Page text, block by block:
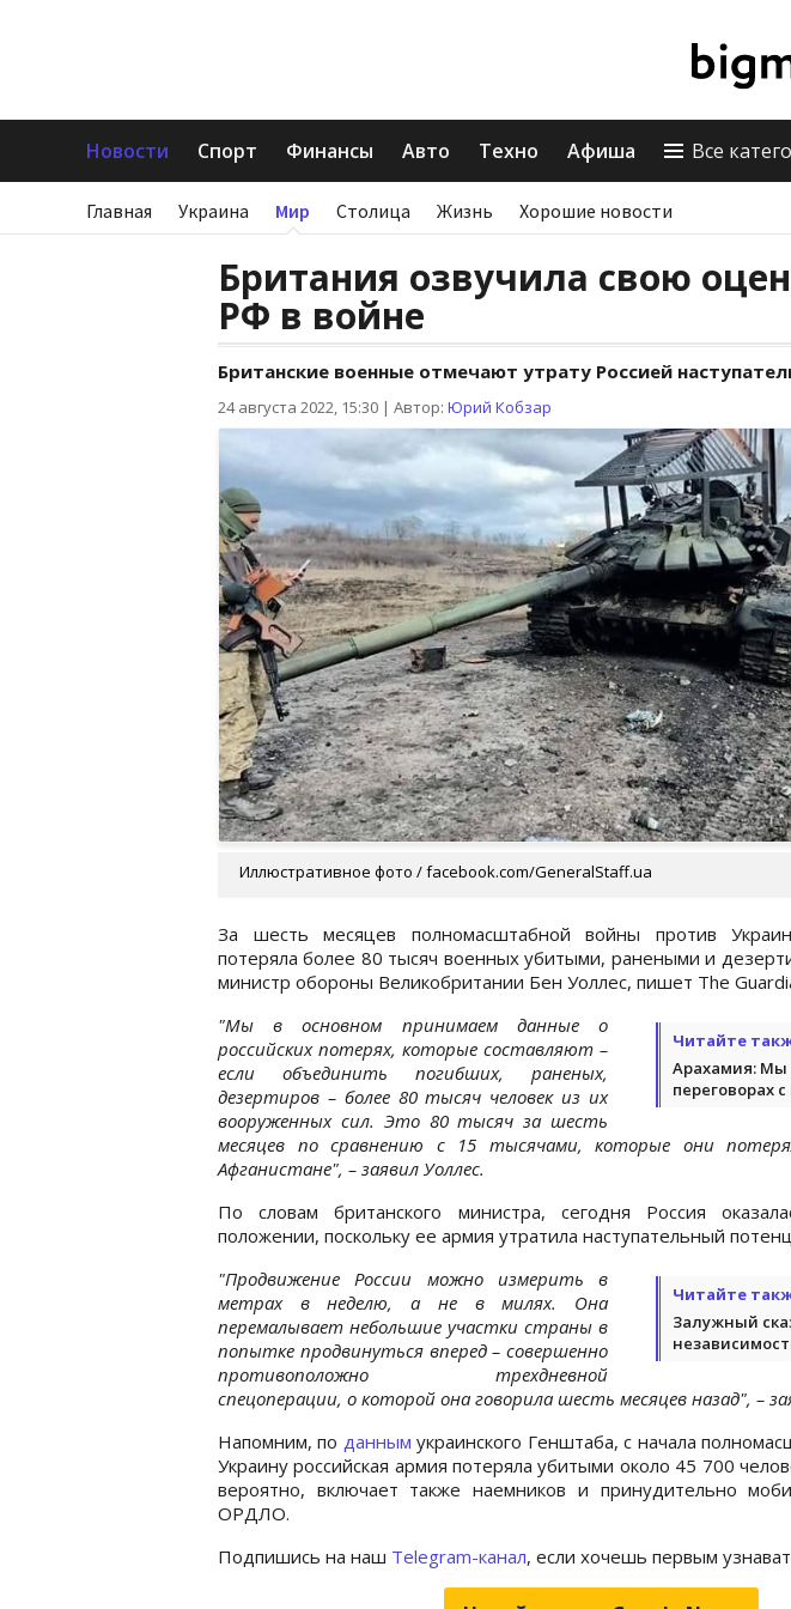
Новости Спорт Финансы Авто Техно Афиша Все
Главная Украина Мир Столица Жизнь Хорошие новости
Британия озвучила свою
РФ в войне
Британские военные отмечают утрату Россией
24 августа 2022, 15:30 | Автор: Юрий Кобзар
Иллюстративное фото / facebook.com/GeneralStaff.ua
За шесть месяцев полномасштабной войны против
потеряла более 80 тысяч военных убитыми, ранеными и
министр обороны Великобритании Бен Уоллес, пишет The
Читайте
Арахамия: Мы
переговорах
"Мы в основном принимаем данные о
российских потерях, которые составляют –
если объединить погибших, раненых,
дезертиров – более 80 тысяч человек из их
вооруженных сил. Это 80 тысяч за шесть
месяцев по сравнению с 15 тысячами, которые они
Афганистане", – заявил Уоллес.
По словам британского министра, сегодня Россия
положении, поскольку ее армия утратила наступательный
Читайте
Залужный
"Продвижение России можно измерить в
метрах в неделю, а не в милях. Она
перемалывает небольшие участки страны в
попытке продвинуться вперед – совершенно
противоположно трехдневной
спецоперации, о которой она говорила шесть месяцев назад", –
Напомним, по данным украинского Генштаба, с начала
Украину российская армия потеряла убитыми около 45 700
вероятно, включает также наемников и принудительно
ОРДЛО.
Подпишись на наш Telegram-канал, если хочешь первым